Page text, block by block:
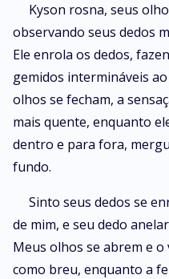
Kyson rosna, seus
observando seus dedos
Ele enrola os dedos,
gemidos intermináveis
olhos se fecham, a
mais quente, enquanto
dentro e para fora,
fundo.
Sinto seus dedos se
de mim, e seu dedo
Meus olhos se abrem e
como breu, enquanto a